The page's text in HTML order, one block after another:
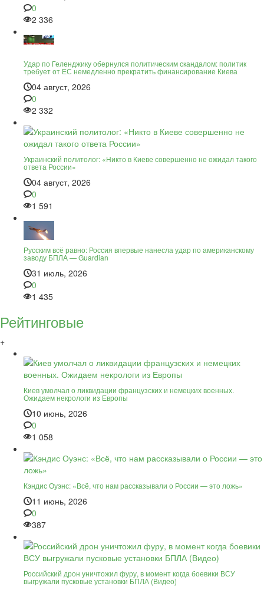
0
2 336
Удар по Геленджику обернулся политическим скандалом: политик
требует от ЕС немедленно прекратить финансирование Киева
04 август, 2026
0
2 332
Украинский политолог: «Никто в Киеве совершенно не ожидал такого
ответа России»
04 август, 2026
0
1 591
Русским всё равно: Россия впервые нанесла удар по американскому
заводу БПЛА — Guardian
31 июль, 2026
0
1 435
Рейтинговые
+
Киев умолчал о ликвидации французских и немецких военных.
Ожидаем некрологи из Европы
10 июнь, 2026
0
1 058
Кэндис Оуэнс: «Всё, что нам рассказывали о России — это ложь»
11 июнь, 2026
0
387
Российский дрон уничтожил фуру, в момент когда боевики ВСУ
выгружали пусковые установки БПЛА (Видео)